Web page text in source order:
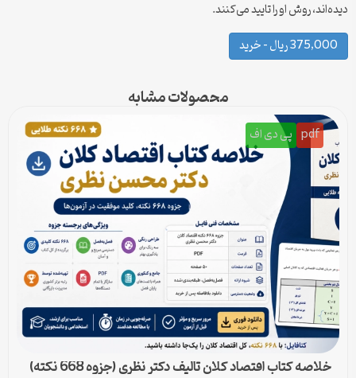
دیده‌اند، روش او را تایید می‌کنند.
375,000 ریال – خرید
محصولات مشابه
pdf پی دی اف
خلاصه کتاب اقتصاد کلان تالیف دکتر نظری (جزوه 668 نکته)